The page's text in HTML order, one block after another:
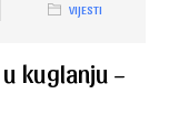
VIJESTI
kuglanju –